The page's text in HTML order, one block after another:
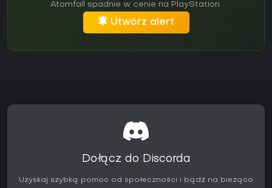
Atomfall spadnie w cenie na PlayStation.
Utwórz alert
Dołącz do Discorda
Uzyskaj szybką pomoc od społeczności i bądź na bieżąco